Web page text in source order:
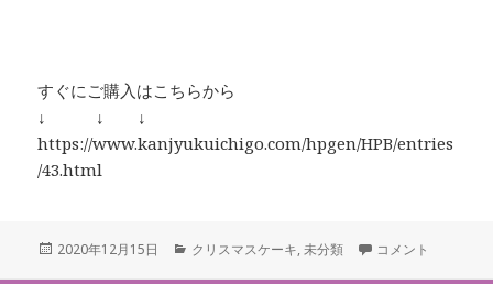
すぐにご購入はこちらから
↓ ↓ ↓
https://www.kanjyukuichigo.com/hpgen/HPB/entries
/43.html
投
2020年12月15日
カ
クリスマスケーキ,未分類 【完熟いちごとフ
コメント